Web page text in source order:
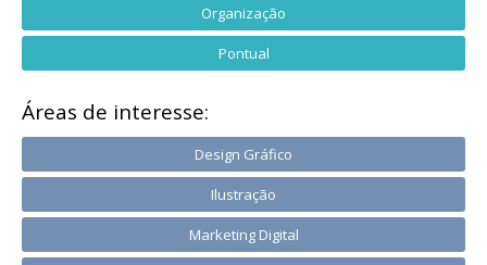
Organização
Pontual
Áreas de interesse:
Design Gráfico
Ilustração
Marketing Digital